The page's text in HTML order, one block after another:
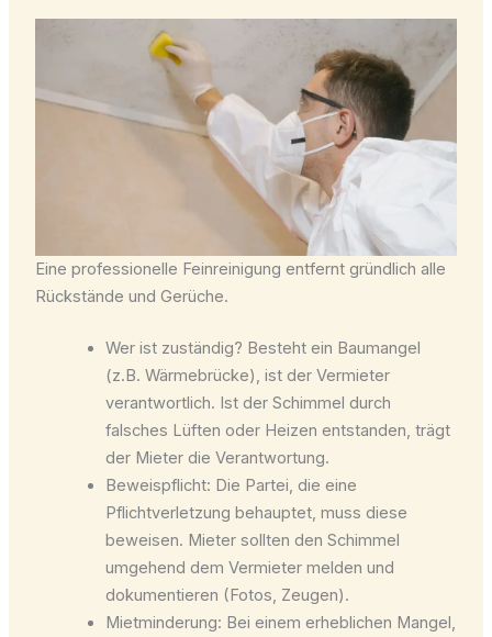
Eine professionelle Feinreinigung entfernt gründlich alle
Rückstände und Gerüche.
Wer ist zuständig? Besteht ein Baumangel
(z.B. Wärmebrücke), ist der Vermieter
verantwortlich. Ist der Schimmel durch
falsches Lüften oder Heizen entstanden, trägt
der Mieter die Verantwortung.
Beweispflicht: Die Partei, die eine
Pflichtverletzung behauptet, muss diese
beweisen. Mieter sollten den Schimmel
umgehend dem Vermieter melden und
dokumentieren (Fotos, Zeugen).
Mietminderung: Bei einem erheblichen Mangel,